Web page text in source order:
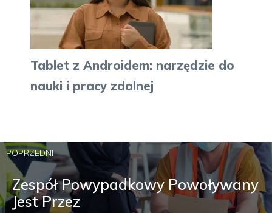
Tablet z Androidem: narzędzie do
nauki i pracy zdalnej
POPRZEDNI
Zespół Powypadkowy Powoływany
Jest Przez